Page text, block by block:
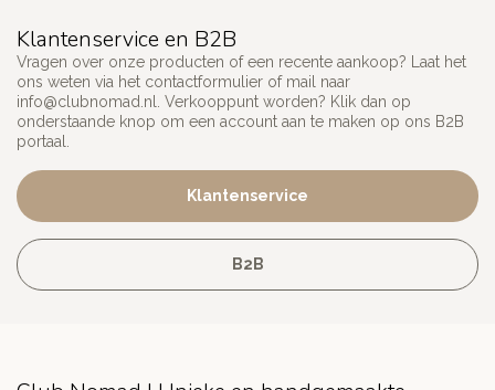
Klantenservice en B2B
Vragen over onze producten of een recente aankoop? Laat het
ons weten via het contactformulier of mail naar
info@clubnomad.nl. Verkooppunt worden? Klik dan op
onderstaande knop om een account aan te maken op ons B2B
portaal.
Klantenservice
B2B